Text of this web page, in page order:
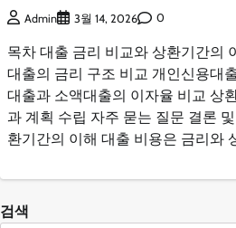
Admin 3월 14, 2026 0
목차 대출 금리 비교와 상환기간의
대출의 금리 구조 비교 개인신용대
대출과 소액대출의 이자율 비교 상
과 계획 수립 자주 묻는 질문 결론
환기간의 이해 대출 비용은 금리와
검색